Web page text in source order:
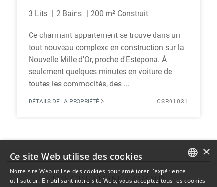
3 Lits 2 Bains 200 m² Construit
Ce charmant appartement se trouve dans un
tout nouveau complexe en construction sur la
Nouvelle Mille d'Or, proche d'Estepona. À
seulement quelques minutes en voiture de
toutes les commodités, des ...
DÉTAILS DE LA PROPRIÉTÉ CSR01031
DISCRÉTION SAVOIR
ENGLISH
×
Ce site Web utilise des cookies
Notre site Web utilise des cookies pour améliorer l'expérience
utilisateur. En utilisant notre site Web, vous acceptez tous les cookies